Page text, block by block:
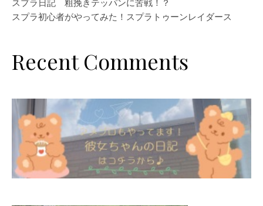
スプラ日記 粗挽きテッパンに苦戦！？
スプラ初心者がやってみた！スプラトゥーンレイダース
Recent Comments